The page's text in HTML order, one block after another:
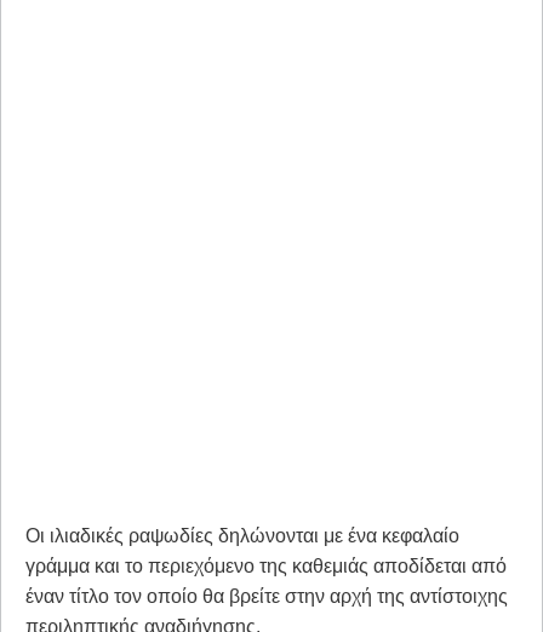
Οι ιλιαδικές ραψωδίες δηλώνονται με ένα κεφαλαίο
γράμμα και το περιεχόμενο της καθεμιάς αποδίδεται από
έναν τίτλο τον οποίο θα βρείτε στην αρχή της αντίστοιχης
περιληπτικής αναδιήγησης.